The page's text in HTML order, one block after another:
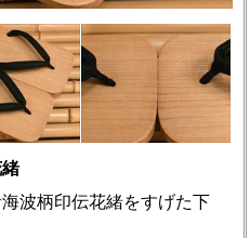
波柄印伝花緒をすげた下